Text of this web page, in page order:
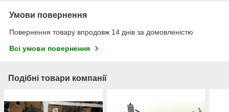
Умови повернення
Повернення товару впродовж 14 днів за домовленістю
Всі умови повернення
Подібні товари компанії